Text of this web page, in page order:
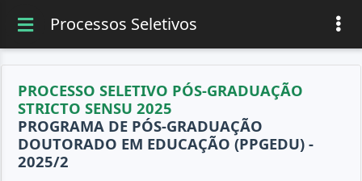
Processos Seletivos
PROCESSO SELETIVO PÓS-GRADUAÇÃO
STRICTO SENSU 2025
PROGRAMA DE PÓS-GRADUAÇÃO
DOUTORADO EM EDUCAÇÃO (PPGEDU) -
2025/2